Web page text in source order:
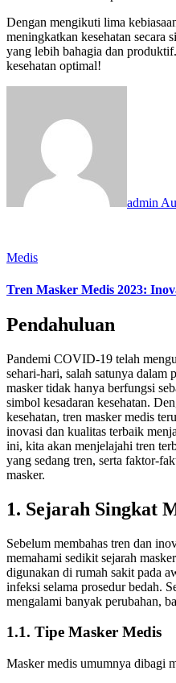
Dengan mengikuti lima
meningkatkan kesehatan secara
yang lebih bahagia dan
kesehatan optimal!
admin
Medis
Tren Masker Medis 2023:
Pendahuluan
Pandemi COVID-19 telah mengubah cara kita menjalani kehidupan
sehari-hari, salah satunya dalam
masker tidak hanya berfungsi
simbol kesadaran kesehatan.
kesehatan, tren masker medis
inovasi dan kualitas terbaik
ini, kita akan menjelajahi tren
yang sedang tren, serta faktor-
masker.
1. Sejarah Singkat
Sebelum membahas tren dan
memahami sedikit sejarah
digunakan di rumah sakit pada
infeksi selama prosedur bedah.
mengalami banyak perubahan,
1.1. Tipe Masker Medis
Masker medis umumnya dibagi